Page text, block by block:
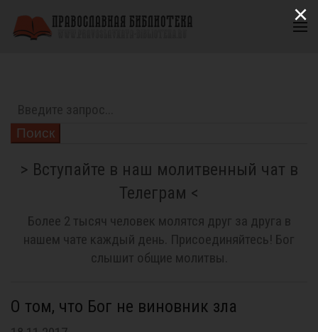
Поиск
> Вступайте в наш молитвенный чат в
Телеграм <
Более 2 тысяч человек молятся друг за друга в
нашем чате каждый день. Присоединяйтесь! Бог
слышит общие молитвы.
О том, что Бог не виновник зла
×